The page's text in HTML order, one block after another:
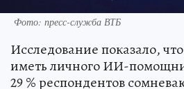
Фото: пресс-служба ВТБ
Исследование показало,
иметь личного ИИ-
29 % респондентов